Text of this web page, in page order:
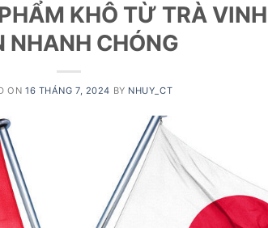
KHÔ TỪ TRÀ
NHANH CHÓNG
ON 16 THÁNG 7, 2024 BY NHUY_CT